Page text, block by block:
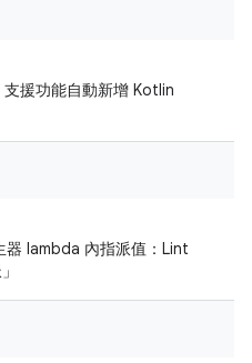
援功能自動新增 Kotlin
lambda 內指派值：Lint